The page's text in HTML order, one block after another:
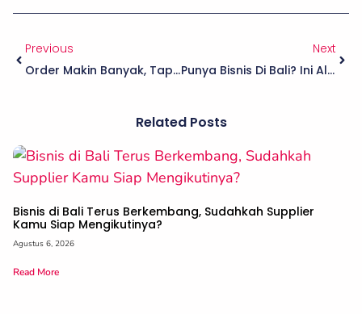
Previous
Order Makin Banyak, Tapi Makin Kewalahan? Mungkin Saatnya Pakai One Stop Supplier
Next
Punya Bisnis Di Bali? Ini Alasan Berbagai Jenis Usaha Memilih Baiko Sebagai Supplier Andalan
Related Posts
Bisnis di Bali Terus Berkembang, Sudahkah Supplier
Kamu Siap Mengikutinya?
Agustus 6, 2026
Read More